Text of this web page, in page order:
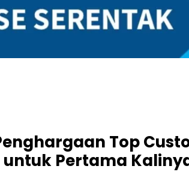
Top
untuk Pertama